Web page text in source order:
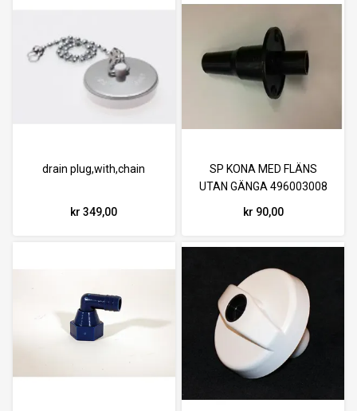
drain plug,with,chain
kr 349,00
SP KONA MED FLÄNS
UTAN GÄNGA 496003008
kr 90,00